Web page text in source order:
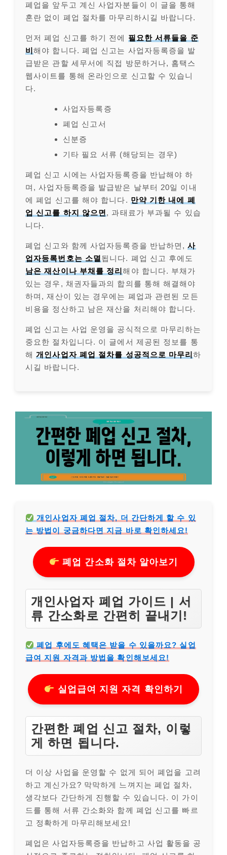
폐업을 앞두고 계신 사업자분들이 이 글을 통해
혼란 없이 폐업 절차를 마무리하시길 바랍니다.
먼저 폐업 신고를 하기 전에 필요한 서류들을 준
비해야 합니다. 폐업 신고는 사업자등록증을 발
급받은 관할 세무서에 직접 방문하거나, 홈택스
웹사이트를 통해 온라인으로 신고할 수 있습니
다.
사업자등록증
폐업 신고서
신분증
기타 필요 서류 (해당되는 경우)
폐업 신고 시에는 사업자등록증을 반납해야 하
며, 사업자등록증을 발급받은 날부터 20일 이내
에 폐업 신고를 해야 합니다. 만약 기한 내에 폐
업 신고를 하지 않으면 , 과태료가 부과될 수 있습
니다.
폐업 신고와 함께 사업자등록증을 반납하면,사
업자등록번호는 소멸 됩니다. 폐업 신고 후에도
남은 재산이나 부채를 정리해야 합니다. 부채가
있는 경우, 채권자들과의 합의를 통해 해결해야
하며, 재산이 있는 경우에는 폐업과 관련된 모든
비용을 정산하고 남은 재산을 처리해야 합니다.
폐업 신고는 사업 운영을 공식적으로 마무리하는
중요한 절차입니다. 이 글에서 제공된 정보를 통
해개인사업자 폐업 절차를 성공적으로 마무리하
시길 바랍니다.
개인사업자 폐업 절차, 더 간단하게 할 수 있
는 방법이 궁금하다면 지금 바로 확인하세요!
폐업 간소화 절차 알아보기
개인사업자 폐업 가이드 | 서
류 간소화로 간편히 끝내기!
폐업 후에도 혜택은 받을 수 있을까요? 실업
급여 지원 자격과 방법을 확인해보세요!
실업급여 지원 자격 확인하기
간편한 폐업 신고 절차, 이렇
게 하면 됩니다.
더 이상 사업을 운영할 수 없게 되어 폐업을 고려
하고 계신가요? 막막하게 느껴지는 폐업 절차,
생각보다 간단하게 진행할 수 있습니다. 이 가이
드를 통해 서류 간소화와 함께 폐업 신고를 빠르
고 정확하게 마무리해보세요!
폐업은 사업자등록증을 반납하고 사업 활동을 공